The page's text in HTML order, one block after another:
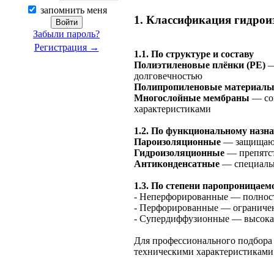
запомнить меня
Забыли пароль?
Регистрация →
1. Классификация
1.1. По структуре и составу
Полиэтиленовые плёнки (PE)
долговечностью
Полипропиленовые
Многослойные мембраны —
характеристиками
1.2. По функциональному
Пароизоляционные —
Гидроизоляционные —
Антиконденсатные —
1.3. По степени
- Неперфорированные —
- Перфорированные —
- Супердиффузионные —
Для профессионального
техническими